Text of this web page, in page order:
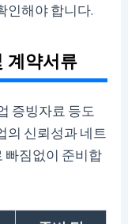
인해야 합니다.
계약서류
증빙자료 등도
의 신뢰성과 네트
빠짐없이 준비합